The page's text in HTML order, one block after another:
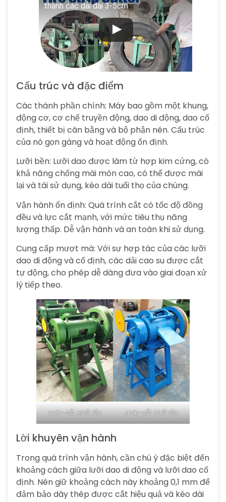
thành các dải dài 3-5cm
Cấu trúc và đặc điểm
Các thành phần chính: Máy bao gồm một khung,
động cơ, cơ chế truyền động, dao di động, dao cố
định, thiết bị cân bằng và bộ phận nén. Cấu trúc
của nó gọn gàng và hoạt động ổn định.
Lưỡi bền: Lưỡi dao được làm từ hợp kim cứng, có
khả năng chống mài mòn cao, có thể được mài
lại và tái sử dụng, kéo dài tuổi thọ của chúng.
Vận hành ổn định: Quá trình cắt có tốc độ đồng
đều và lực cắt mạnh, với mức tiêu thụ năng
lượng thấp. Dễ vận hành và an toàn khi sử dụng.
Cung cấp mượt mà: Với sự hợp tác của các lưỡi
dao di động và cố định, các dải cao su được cắt
tự động, cho phép dễ dàng đưa vào giai đoạn xử
lý tiếp theo.
máy cắt khối lốp máy cắt khối lốp
Lời khuyên vận hành
Trong quá trình vận hành, cần chú ý đặc biệt đến
khoảng cách giữa lưỡi dao di động và lưỡi dao cố
định. Nên giữ khoảng cách này khoảng 0,1 mm để
đảm bảo dây thép được cắt hiệu quả và kéo dài